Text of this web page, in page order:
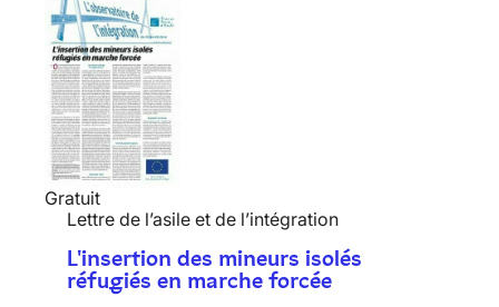
Gratuit
Lettre de l’asile et de l’intégration
L'insertion des mineurs isolés
réfugiés en marche forcée